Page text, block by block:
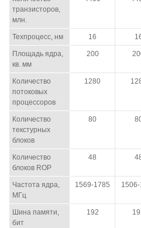
транзисторов,
млн.
Техпроцесс, нм 16
Площадь ядра,
кв. мм
200
Количество
потоковых
процессоров
1280
Количество
текстурных
блоков
80
Количество
блоков ROP
48
Частота ядра,
МГц
1569-1785
Шина памяти,
бит
192